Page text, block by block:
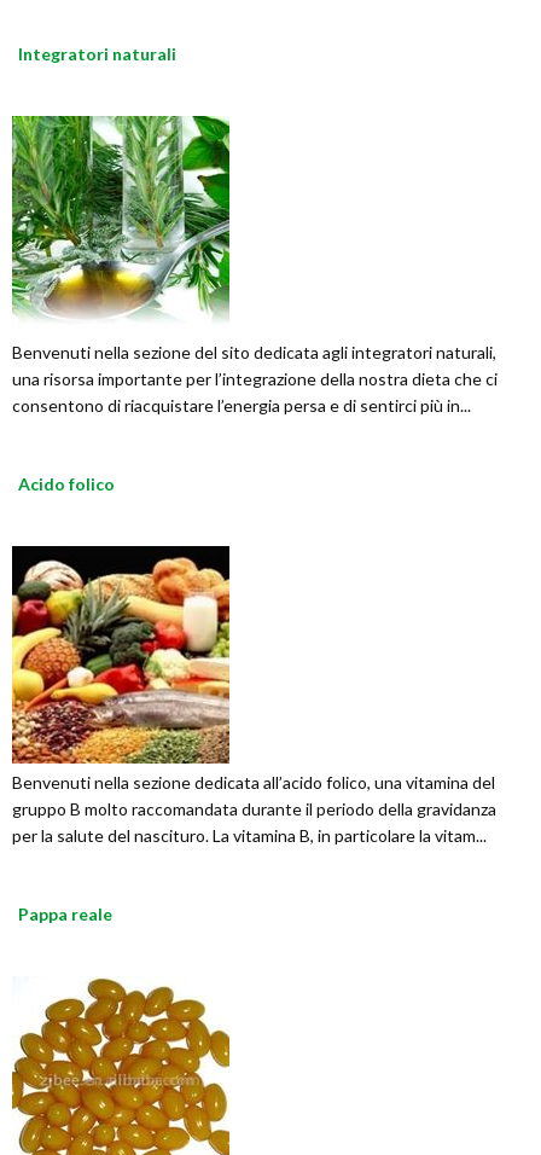
Integratori naturali
Benvenuti nella sezione del sito dedicata agli integratori naturali,
una risorsa importante per l’integrazione della nostra dieta che ci
consentono di riacquistare l’energia persa e di sentirci più in...
Acido folico
Benvenuti nella sezione dedicata all’acido folico, una vitamina del
gruppo B molto raccomandata durante il periodo della gravidanza
per la salute del nascituro. La vitamina B, in particolare la vitam...
Pappa reale